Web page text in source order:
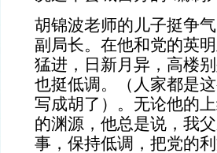
胡锦波老师的儿子挺争
副局长。在他和党的英
猛进，日新月异，高楼
也挺低调。（人家都是
写成胡了）。无论他的
的渊源，他总是说，我
事，保持低调，把党的